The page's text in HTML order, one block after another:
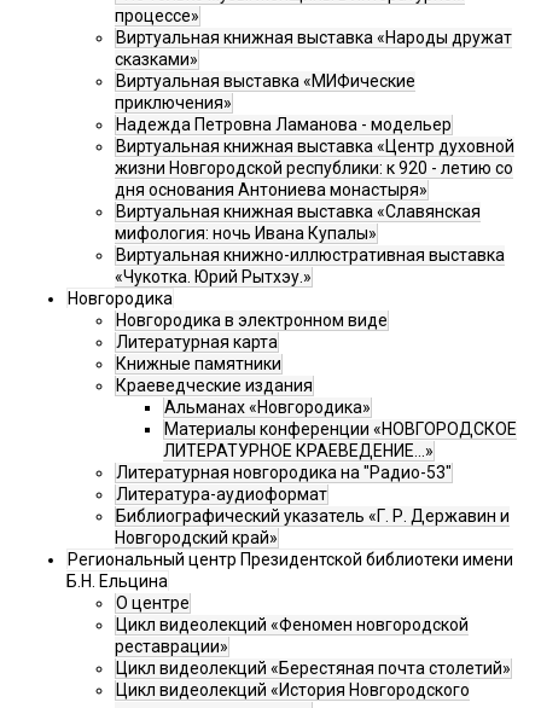
процессе»
Виртуальная книжная выставка «Народы дружат
сказками»
Виртуальная выставка «МИФические
приключения»
Надежда Петровна Ламанова - модельер
Виртуальная книжная выставка «Центр духовной
жизни Новгородской республики: к 920 - летию со
дня основания Антониева монастыря»
Виртуальная книжная выставка «Славянская
мифология: ночь Ивана Купалы»
Виртуальная книжно-иллюстративная выставка
«Чукотка. Юрий Рытхэу.»
Новгородика
Новгородика в электронном виде
Литературная карта
Книжные памятники
Краеведческие издания
Альманах «Новгородика»
Материалы конференции «НОВГОРОДСКОЕ
ЛИТЕРАТУРНОЕ КРАЕВЕДЕНИЕ...»
Литературная новгородика на "Радио-53"
Литература-аудиоформат
Библиографический указатель «Г. Р. Державин и
Новгородский край»
Региональный центр Президентской библиотеки имени
Б.Н. Ельцина
О центре
Цикл видеолекций «Феномен новгородской
реставрации»
Цикл видеолекций «Берестяная почта столетий»
Цикл видеолекций «История Новгородского